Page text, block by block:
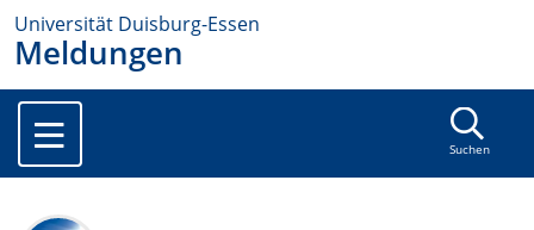
Universität Duisburg-Essen
Meldungen
Suchen